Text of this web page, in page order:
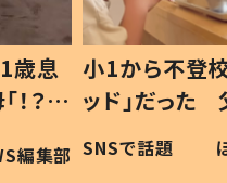
歳息
？」
編集部
小1から不登
ッド」だった
作り続ける
#令和の子
SNSで話題